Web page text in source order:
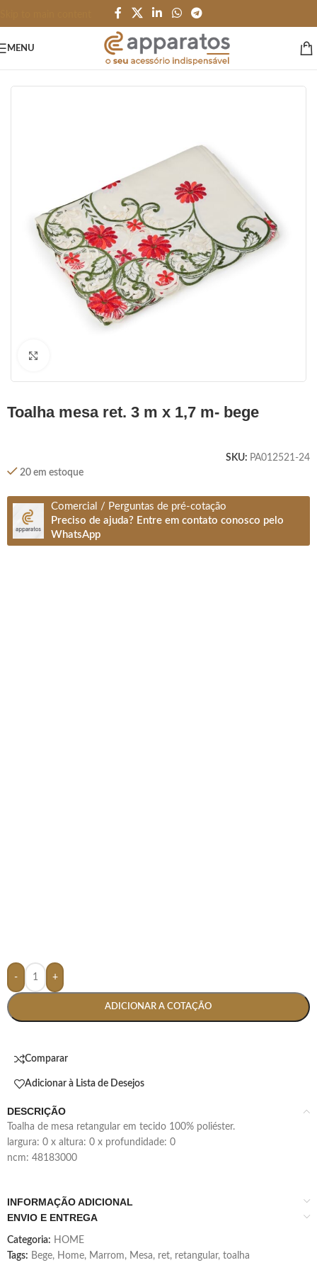
MENU
toalha mesa ret. 3 m x 1,7 m- bege
SKU: PA012521-24
20 em estoque
Comercial / Perguntas de pré-cotação
Preciso de ajuda? Entre em contato conosco pelo
WhatsApp
- +
ADICIONAR A COTAÇÃO
Comparar
Adicionar à Lista de Desejos
DESCRIÇÃO
toalha de mesa retangular em tecido 100% poliéster.
largura: 0 x altura: 0 x profundidade: 0
ncm: 48183000
INFORMAÇÃO ADICIONAL
ENVIO E ENTREGA
Categoria: HOME
Tags: Bege, Home, Marrom, Mesa, ret, retangular, toalha